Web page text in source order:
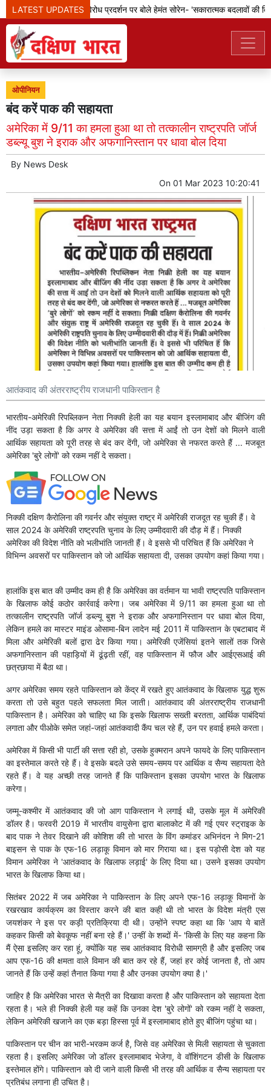
LATEST UPDATES
झारखंड: छात्रों के विरोध प्रदर्शन पर बोले हेमंत सोरेन- 'सकारात्मक बदलावों की
ओपीनियन
बंद करें पाक की सहायता
अमेरिका में 9/11 का हमला हुआ था तो तत्कालीन राष्ट्रपति जॉर्ज
डब्ल्यू बुश ने इराक और अफगानिस्तान पर धावा बोल दिया
By News Desk
On 01 Mar 2023 10:20:41
आतंकवाद की अंतरराष्ट्रीय राजधानी पाकिस्तान है
भारतीय-अमेरिकी रिपब्लिकन नेता निक्की हेली का यह बयान इस्लामाबाद और बीजिंग की
नींद उड़ा सकता है कि अगर वे अमेरिका की सत्ता में आईं तो उन देशों को मिलने वाली
आर्थिक सहायता को पूरी तरह से बंद कर देंगी, जो अमेरिका से नफरत करते हैं ... मजबूत
अमेरिका 'बुरे लोगों' को रकम नहीं दे सकता।
निक्की दक्षिण कैरोलिना की गवर्नर और संयुक्त राष्ट्र में अमेरिकी राजदूत रह चुकी हैं। वे
साल 2024 के अमेरिकी राष्ट्रपति चुनाव के लिए उम्मीदवारी की दौड़ में हैं। निक्की
अमेरिका की विदेश नीति को भलीभांति जानती हैं। वे इससे भी परिचित हैं कि अमेरिका ने
विभिन्न अवसरों पर पाकिस्तान को जो आर्थिक सहायता दी, उसका उपयोग कहां किया गया।
हालांकि इस बात की उम्मीद कम ही है कि अमेरिका का वर्तमान या भावी राष्ट्रपति पाकिस्तान
के खिलाफ कोई कठोर कार्रवाई करेगा। जब अमेरिका में 9/11 का हमला हुआ था तो
तत्कालीन राष्ट्रपति जॉर्ज डब्ल्यू बुश ने इराक और अफगानिस्तान पर धावा बोल दिया,
लेकिन हमले का मास्टर माइंड ओसामा-बिन लादेन मई 2011 में पाकिस्तान के एबटाबाद में
मिला और अमेरिकी बलों द्वारा ढेर किया गया। अमेरिकी एजेंसियां इतने सालों तक जिसे
अफगानिस्तान की पहाड़ियों में ढूंढ़ती रहीं, वह पाकिस्तान में फौज और आईएसआई की
छत्रछाया में बैठा था।
अगर अमेरिका समय रहते पाकिस्तान को केंद्र में रखते हुए आतंकवाद के खिलाफ युद्ध शुरू
करता तो उसे बहुत पहले सफलता मिल जाती। आतंकवाद की अंतरराष्ट्रीय राजधानी
पाकिस्तान है। अमेरिका को चाहिए था कि इसके खिलाफ सख्ती बरतता, आर्थिक पाबंदियां
लगाता और पीओके समेत जहां-जहां आतंकवादी कैंप चल रहे हैं, उन पर हवाई हमले करता।
अमेरिका में किसी भी पार्टी की सत्ता रही हो, उसके हुक्मरान अपने फायदे के लिए पाकिस्तान
का इस्तेमाल करते रहे हैं। वे इसके बदले उसे समय-समय पर आर्थिक व सैन्य सहायता देते
रहते हैं। वे यह अच्छी तरह जानते हैं कि पाकिस्तान इसका उपयोग भारत के खिलाफ
करेगा।
जम्मू-कश्मीर में आतंकवाद की जो आग पाकिस्तान ने लगाई थी, उसके मूल में अमेरिकी
डॉलर है। फरवरी 2019 में भारतीय वायुसेना द्वारा बालाकोट में की गई एयर स्ट्राइक के
बाद पाक ने तेवर दिखाने की कोशिश की तो भारत के विंग कमांडर अभिनंदन ने मिग-21
बाइसन से पाक के एफ-16 लड़ाकू विमान को मार गिराया था। इस पड़ोसी देश को यह
विमान अमेरिका ने 'आतंकवाद के खिलाफ लड़ाई' के लिए दिया था। उसने इसका उपयोग
भारत के खिलाफ किया था।
सितंबर 2022 में जब अमेरिका ने पाकिस्तान के लिए अपने एफ-16 लड़ाकू विमानों के
रखरखाव कार्यक्रम का विस्तार करने की बात कही थी तो भारत के विदेश मंत्री एस
जयशंकर ने इस पर कड़ी प्रतिक्रिया दी थी। उन्होंने स्पष्ट कहा था कि 'आप ये बातें
कहकर किसी को बेवकूफ नहीं बना रहे हैं।' उन्हीं के शब्दों में- 'किसी के लिए यह कहना कि
मैं ऐसा इसलिए कर रहा हूं, क्योंकि यह सब आतंकवाद विरोधी सामग्री है और इसलिए जब
आप एफ-16 की क्षमता वाले विमान की बात कर रहे हैं, जहां हर कोई जानता है, तो आप
जानते हैं कि उन्हें कहां तैनात किया गया है और उनका उपयोग क्या है।'
जाहिर है कि अमेरिका भारत से मैत्री का दिखावा करता है और पाकिस्तान को सहायता देता
रहता है। भले ही निक्की हेली यह कहें कि उनका देश 'बुरे लोगों' को रकम नहीं दे सकता,
लेकिन अमेरिकी खजाने का एक बड़ा हिस्सा पूर्व में इस्लामाबाद होते हुए बीजिंग पहुंचा था।
पाकिस्तान पर चीन का भारी-भरकम कर्ज है, जिसे वह अमेरिका से मिली सहायता से चुकाता
रहता है। इसलिए अमेरिका जो डॉलर इस्लामाबाद भेजेगा, वे वॉशिंगटन डीसी के खिलाफ
इस्तेमाल होंगे। पाकिस्तान को दी जाने वाली किसी भी तरह की आर्थिक व सैन्य सहायता पर
प्रतिबंध लगाना ही उचित है।